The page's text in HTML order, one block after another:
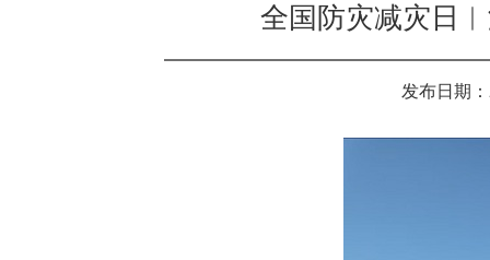
全国防灾减灾日
发布日期：